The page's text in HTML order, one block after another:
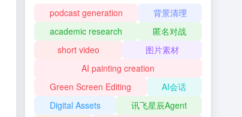
podcast generation
背景清理
academic research
匿名对战
short video
图片素材
AI painting creation
Green Screen Editing
AI会话
Digital Assets
讯飞星辰Agent